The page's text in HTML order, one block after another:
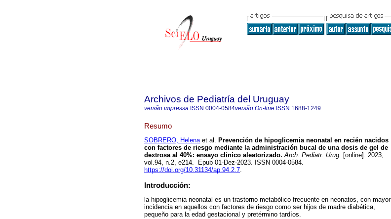
Archivos de Pediatría del Uruguay
versão impressa ISSN 0004-0584versão On-line ISSN 1688-1249
Resumo
SOBRERO, Helenaet al. Prevención de hipoglicemia neonatal en recién nacidos
con factores de riesgo mediante la administración bucal de una dosis de gel de
dextrosa al 40%: ensayo clínico aleatorizado. Arch. Pediatr. Urug. [online]. 2023,
vol.94, n.2, e214. Epub 01-Dez-2023. ISSN 0004-0584.
https://doi.org/10.31134/ap.94.2.7.
Introducción:
la hipoglicemia neonatal es un trastorno metabólico frecuente en neonatos, con mayor
incidencia en aquellos con factores de riesgo como ser hijos de madre diabética,
pequeño para la edad gestacional y pretérmino tardíos.